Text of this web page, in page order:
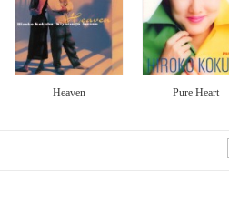
Heaven Pure Heart